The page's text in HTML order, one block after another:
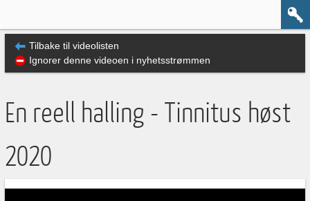
Tilbake til videolisten
Ignorer denne videoen i nyhetsstrømmen
En reell halling - Tinnitus høst
2020